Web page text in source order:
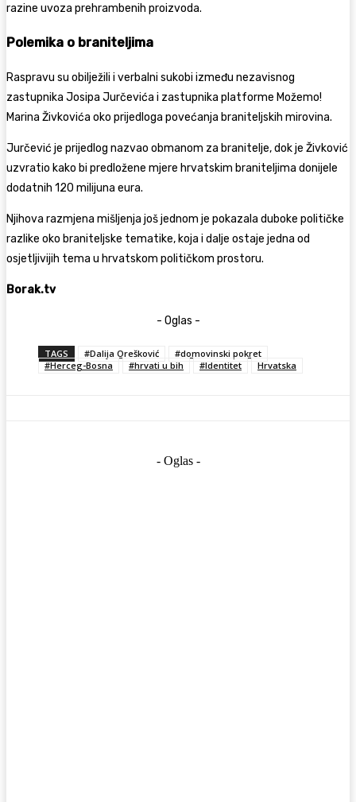
razine uvoza prehrambenih proizvoda.
Polemika o braniteljima
Raspravu su obilježili i verbalni sukobi između nezavisnog
zastupnika Josipa Jurčevića i zastupnika platforme Možemo!
Marina Živkovića oko prijedloga povećanja braniteljskih mirovina.
Jurčević je prijedlog nazvao obmanom za branitelje, dok je Živković
uzvratio kako bi predložene mjere hrvatskim braniteljima donijele
dodatnih 120 milijuna eura.
Njihova razmjena mišljenja još jednom je pokazala duboke političke
razlike oko braniteljske tematike, koja i dalje ostaje jedna od
osjetljivijih tema u hrvatskom političkom prostoru.
Borak.tv
- Oglas -
TAGS #Dalija Orešković
#domovinski pokret
#Herceg-Bosna
#hrvati u bih #Identitet Hrvatska
- Oglas -